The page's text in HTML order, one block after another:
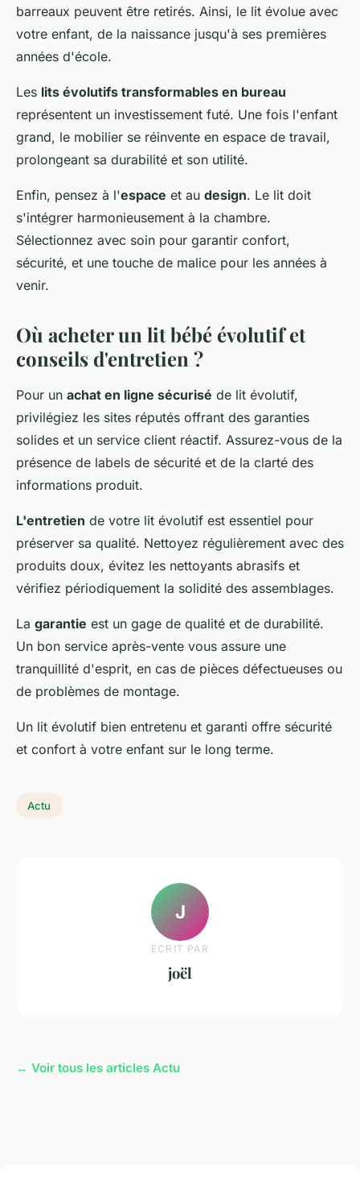
barreaux peuvent être retirés. Ainsi, le lit évolue avec
votre enfant, de la naissance jusqu'à ses premières
années d'école.
Les lits évolutifs transformables en bureau
représentent un investissement futé. Une fois l'enfant
grand, le mobilier se réinvente en espace de travail,
prolongeant sa durabilité et son utilité.
Enfin, pensez à l'espace et au design. Le lit doit
s'intégrer harmonieusement à la chambre.
Sélectionnez avec soin pour garantir confort,
sécurité, et une touche de malice pour les années à
venir.
Où acheter un lit bébé évolutif et
conseils d'entretien ?
Pour un achat en ligne sécurisé de lit évolutif,
privilégiez les sites réputés offrant des garanties
solides et un service client réactif. Assurez-vous de la
présence de labels de sécurité et de la clarté des
informations produit.
L'entretien de votre lit évolutif est essentiel pour
préserver sa qualité. Nettoyez régulièrement avec des
produits doux, évitez les nettoyants abrasifs et
vérifiez périodiquement la solidité des assemblages.
La garantie est un gage de qualité et de durabilité.
Un bon service après-vente vous assure une
tranquillité d'esprit, en cas de pièces défectueuses ou
de problèmes de montage.
Un lit évolutif bien entretenu et garanti offre sécurité
et confort à votre enfant sur le long terme.
Actu
J
ECRIT PAR
joël
← Voir tous les articles Actu